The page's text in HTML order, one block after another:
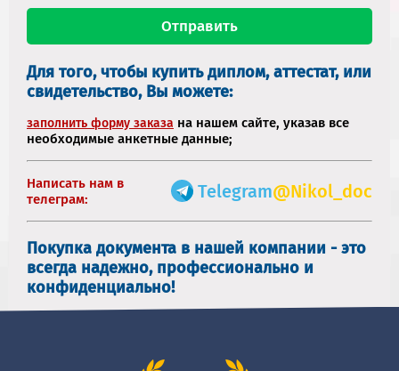
Для того, чтобы купить диплом, аттестат, или
свидетельство, Вы можете:
заполнить форму заказа на нашем сайте, указав все
необходимые анкетные данные;
Написать нам в
телеграм:
Telegram@Nikol_doc
Покупка документа в нашей компании - это
всегда надежно, профессионально и
конфиденциально!